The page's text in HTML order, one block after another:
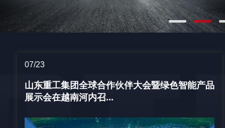
07/23
山东重工集团全球合作伙伴大会暨绿色智能产品
展示会在越南河内召...